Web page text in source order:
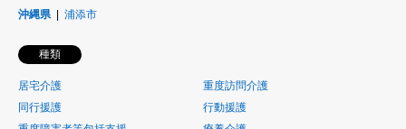
沖縄県
浦添市
種類
居宅介護
重度訪問介護
同行援護
行動援護